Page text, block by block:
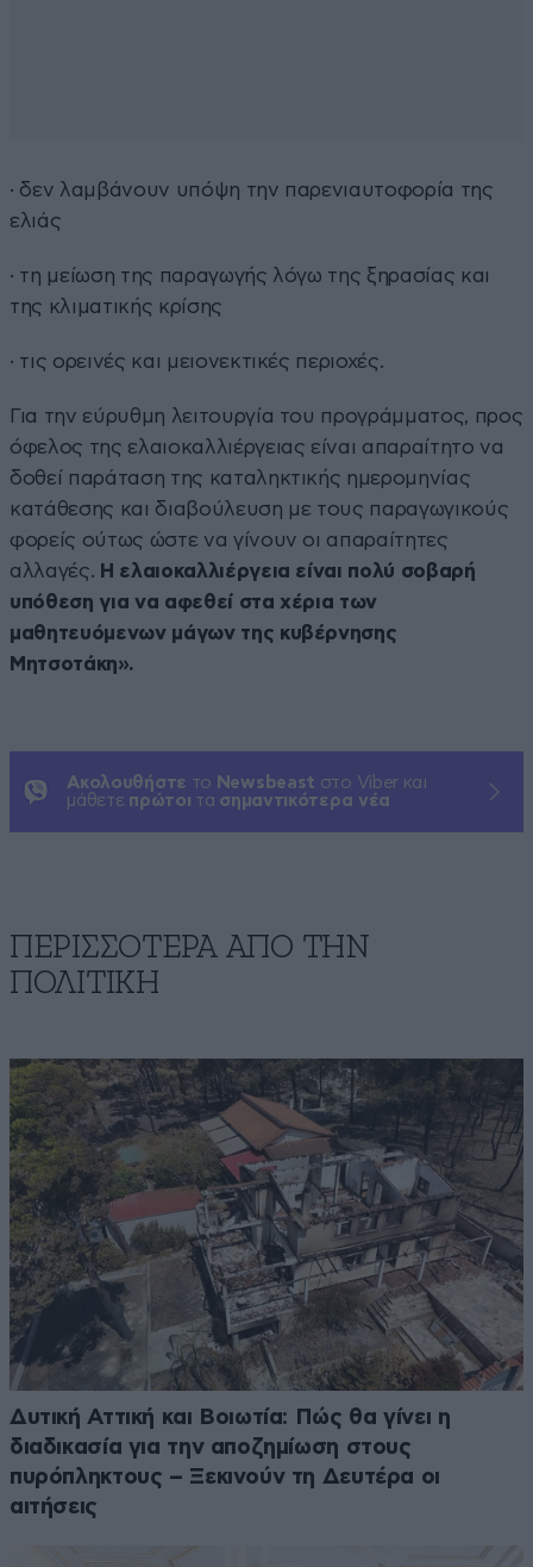
· δεν λαμβάνουν υπόψη την παρενιαυτοφορία της
ελιάς
· τη μείωση της παραγωγής λόγω της ξηρασίας και
της κλιματικής κρίσης
· τις ορεινές και μειονεκτικές περιοχές.
Για την εύρυθμη λειτουργία του προγράμματος, προς
όφελος της ελαιοκαλλιέργειας είναι απαραίτητο να
δοθεί παράταση της καταληκτικής ημερομηνίας
κατάθεσης και διαβούλευση με τους παραγωγικούς
φορείς ούτως ώστε να γίνουν οι απαραίτητες
αλλαγές. Η ελαιοκαλλιέργεια είναι πολύ σοβαρή
υπόθεση για να αφεθεί στα χέρια των
μαθητευόμενων μάγων της κυβέρνησης
Μητσοτάκη».
Ακολουθήστε το Newsbeast στο Viber και
μάθετε πρώτοι τα σημαντικότερα νέα
ΠΕΡΙΣΣΟΤΕΡΑ ΑΠΟ ΤΗΝ
ΠΟΛΙΤΙΚΗ
Δυτική Αττική και Βοιωτία: Πώς θα γίνει η
διαδικασία για την αποζημίωση στους
πυρόπληκτους – Ξεκινούν τη Δευτέρα οι
αιτήσεις